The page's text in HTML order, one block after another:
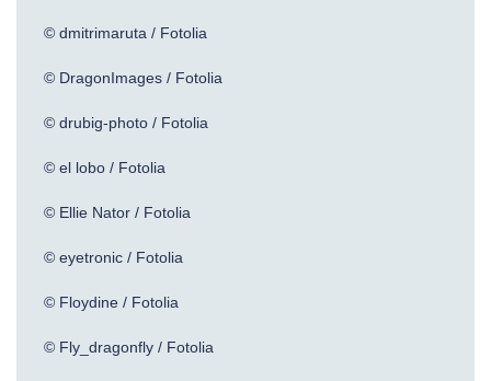
© dmitrimaruta / Fotolia
© DragonImages / Fotolia
© drubig-photo / Fotolia
© el lobo / Fotolia
© Ellie Nator / Fotolia
© eyetronic / Fotolia
© Floydine / Fotolia
© Fly_dragonfly / Fotolia